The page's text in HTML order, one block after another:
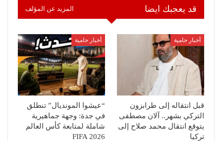
قد يعجبك ايضا المزيد عن المؤلف
أخبار حامية
قبل انتقاله إلى طرابزون
التركي بشهر.. آلان مصطفى
يتوقع انتقال محمد صلاح إلى
تركيا
أخبار حامية
“عيشوا المونديال” تنطلق
في جدة: وجهة جماهيرية
شاملة لمتابعة كأس العالم
FIFA 2026